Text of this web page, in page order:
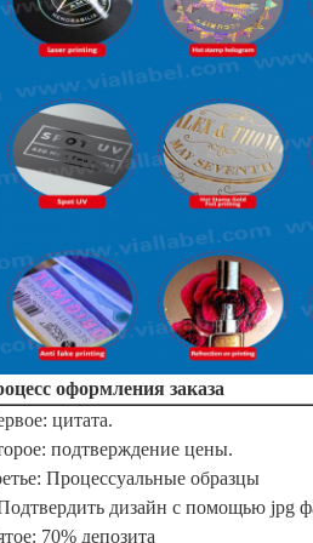
оформления заказа
цитата.
подтверждение цены.
Процессуальные образцы
дизайн с помощью jpg
70% депозита